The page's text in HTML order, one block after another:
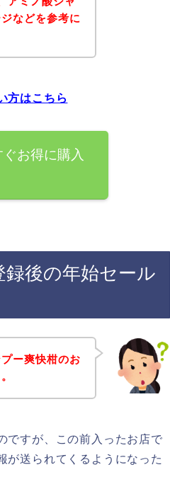
などを参考に
方はこちら
お得に購入
後の年始セール
ー爽快柑のお
ですが、この前入ったお店で
が送られてくるようになった